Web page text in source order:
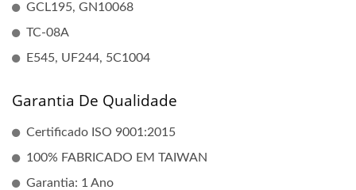
GCL195, GN10068
TC-08A
E545, UF244, 5C1004
Garantia De Qualidade
Certificado ISO 9001:2015
100% FABRICADO EM TAIWAN
Garantia: 1 Ano